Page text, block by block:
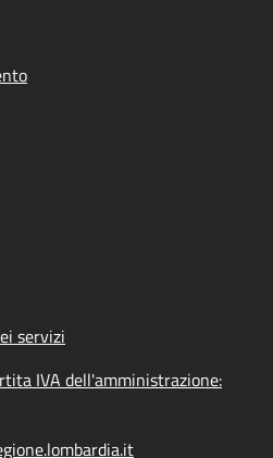
servizi
IVA dell'amministrazione: